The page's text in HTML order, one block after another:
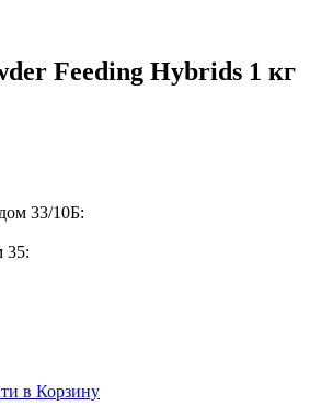
Feeding Hybrids 1 кг
33/10Б:
35:
в Корзину